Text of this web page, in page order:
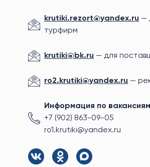
krutiki.rezort@yandex.ru —
турфирм
krutiki@bk.ru — для
ro2.krutiki@yandex.ru —
Информация по вакансиям
+7 (902) 863-09-05
ro1.krutiki@yandex.ru